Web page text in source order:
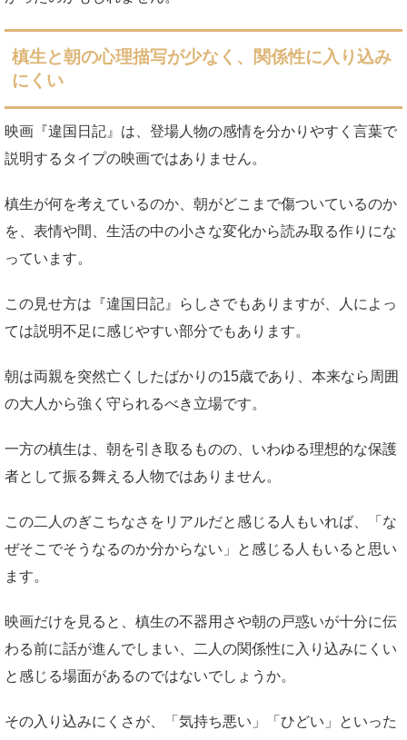
槙生と朝の心理描写が少なく、関係性に入り込み
にくい
映画『違国日記』は、登場人物の感情を分かりやすく言葉で
説明するタイプの映画ではありません。
槙生が何を考えているのか、朝がどこまで傷ついているのか
を、表情や間、生活の中の小さな変化から読み取る作りにな
っています。
この見せ方は『違国日記』らしさでもありますが、人によっ
ては説明不足に感じやすい部分でもあります。
朝は両親を突然亡くしたばかりの15歳であり、本来なら周囲
の大人から強く守られるべき立場です。
一方の槙生は、朝を引き取るものの、いわゆる理想的な保護
者として振る舞える人物ではありません。
この二人のぎこちなさをリアルだと感じる人もいれば、「な
ぜそこでそうなるのか分からない」と感じる人もいると思い
ます。
映画だけを見ると、槙生の不器用さや朝の戸惑いが十分に伝
わる前に話が進んでしまい、二人の関係性に入り込みにくい
と感じる場面があるのではないでしょうか。
その入り込みにくさが、「気持ち悪い」「ひどい」といった